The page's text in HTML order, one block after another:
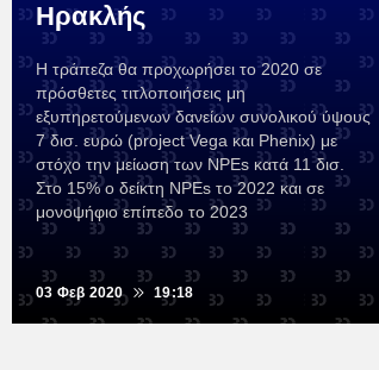
Ηρακλής
Η τράπεζα θα προχωρήσει το 2020 σε
πρόσθετες τιτλοποιήσεις μη
εξυπηρετούμενων δανείων συνολικού ύψους
7 δισ. ευρώ (project Vega και Phenix) με
στόχο την μείωση των NPEs κατά 11 δισ.
Στο 15% ο δείκτη NPEs το 2022 και σε
μονοψήφιο επίπεδο το 2023
03 Φεβ 2020 19:18